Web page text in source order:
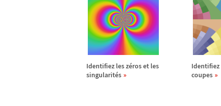
Identifiez les zéros et les
singularités
Identifiez
coupes